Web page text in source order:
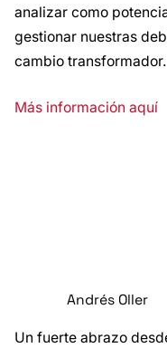
analizar como
gestionar nuestras
cambio transformador.
Más información aquí
Andrés Oller
Un fuerte abrazo